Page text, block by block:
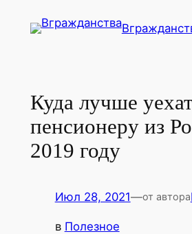
Куда лучше
пенсионеру из
2019 году
Июл 28, 2021—от автора
в Полезное